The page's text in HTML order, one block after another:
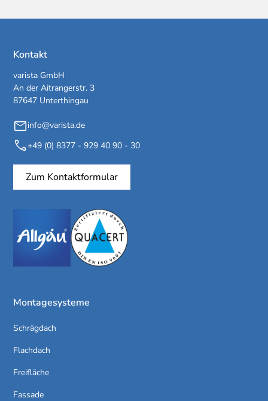
Kontakt
varista GmbH
An der Aitrangerstr. 3
87647 Unterthingau
info@varista.de
+49 (0) 8377 - 929 40 90 - 30
Zum Kontaktformular
Montagesysteme
Schrägdach
Flachdach
Freifläche
Fassade